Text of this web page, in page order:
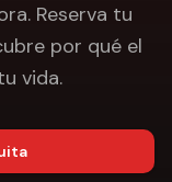
Reserva tu
por qué el
vida.